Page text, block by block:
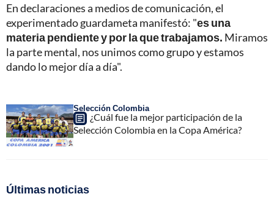
En declaraciones a medios de comunicación, el
experimentado guardameta manifestó: "es una
materia pendiente y por la que trabajamos. Miramos
la parte mental, nos unimos como grupo y estamos
dando lo mejor día a día".
Selección Colombia
¿Cuál fue la mejor participación de la
Selección Colombia en la Copa América?
Últimas noticias